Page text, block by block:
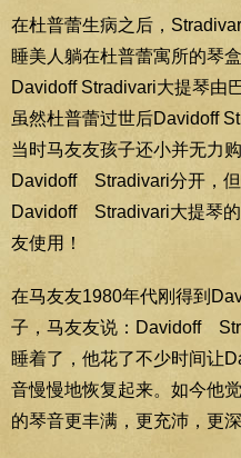
在杜普蕾生病之后，
睡美人躺在杜普蕾寓所的琴
Davidoff Stradivari大提琴由
虽然杜普蕾过世后Davidoff
当时马友友孩子还小并无力
Davidoff Stradivari分开，
Davidoff Stradivari大提琴
友使用！
在马友友1980年代刚得到
子，马友友说：Davidoff
睡着了，他花了不少时间让
音慢慢地恢复起来。如今他
的琴音更丰满，更充沛，更深